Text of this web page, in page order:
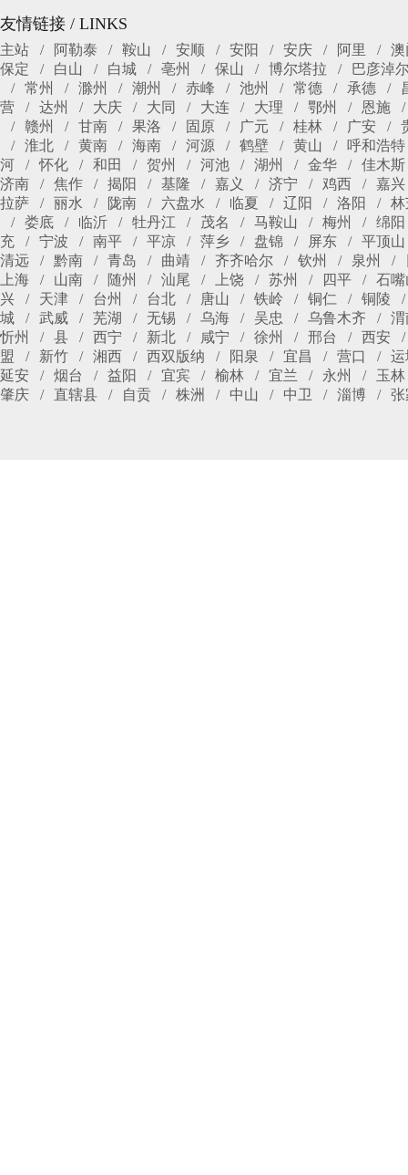
友情链接 / LINKS
主站 阿勒泰 鞍山 安顺 安阳 安庆 阿里
澳
保定
白山 白城 亳州 保山 博尔塔拉
巴彦淖
常州
滁州 潮州 赤峰 池州 常德 承德
营
达州 大庆 大同 大连 大理 鄂州
恩施
赣州
甘南 果洛 固原 广元 桂林 广安
淮北
黄南 海南 河源 鹤壁 黄山
呼和浩特
河
怀化 和田 贺州 河池 湖州 金华
佳木斯
济南
焦作 揭阳 基隆 嘉义 济宁 鸡西
嘉兴
拉萨
丽水 陇南 六盘水 临夏 辽阳 洛阳
林
娄底
临沂 牡丹江 茂名 马鞍山 梅州
绵阳
充
宁波 南平 平凉 萍乡 盘锦 屏东
平顶山
清远
黔南 青岛 曲靖 齐齐哈尔 钦州 泉州
上海
山南 随州 汕尾 上饶 苏州 四平
石嘴
兴
天津 台州 台北 唐山 铁岭 铜仁
铜陵
城
武威 芜湖 无锡 乌海 吴忠 乌鲁木齐
渭
忻州
县 西宁 新北 咸宁 徐州 邢台
西安
盟
新竹 湘西 西双版纳 阳泉 宜昌 营口
运
延安
烟台 益阳 宜宾 榆林 宜兰 永州
玉林
肇庆
直辖县 自贡 株洲 中山 中卫 淄博 张